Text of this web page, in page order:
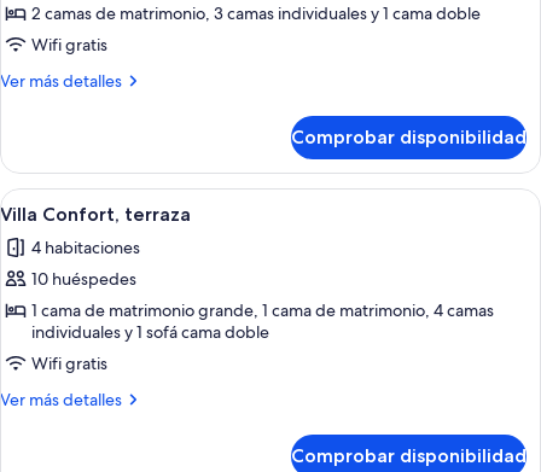
Apartamento
familiar,
habitaciones,
mar
2 camas de matrimonio, 3 camas individuales y 1 cama doble
Wifi gratis
Ver más detalles
Más
familiar,
habitaciones,
al
mar
Comprobar disponibilidad
Abrir
todas
las
fotos
de
Villa
Confort,
terraza
Una cama con dosel con sábanas
7
Villa Confort, terraza
4 habitaciones
10 huéspedes
1 cama de matrimonio grande, 1 cama de matrimonio, 4 camas
individuales y 1 sofá cama doble
Wifi gratis
Ver más detalles
Más
Comprobar disponibilidad